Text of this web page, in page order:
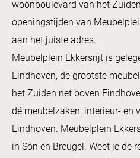
woonboulevard van het
openingstijden van
aan het juiste adres.
Meubelplein Ekkersrijt is
Eindhoven, de grootste
het Zuiden net boven
dé meubelzaken, interieur- en
Eindhoven. Meubelplein
in Son en Breugel. Weet je de